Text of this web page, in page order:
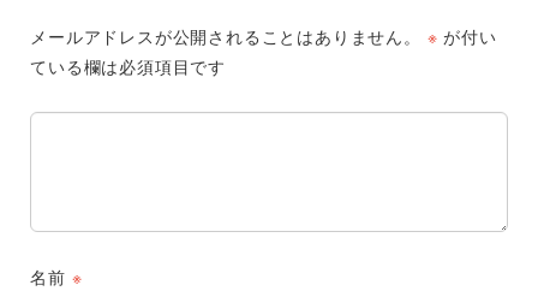
メールアドレスが公開されることはありません。 ※ が付い
ている欄は必須項目です
名前 ※